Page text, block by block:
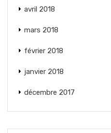
avril 2018
mars 2018
février 2018
janvier 2018
décembre 2017